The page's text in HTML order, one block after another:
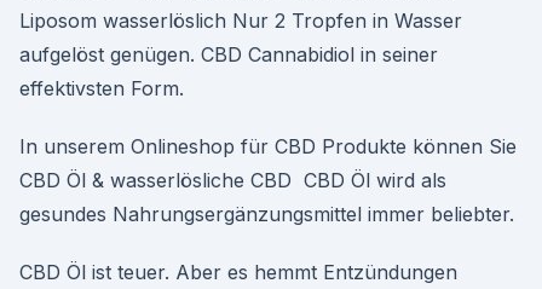
Liposom wasserlöslich Nur 2 Tropfen in Wasser
aufgelöst genügen. CBD Cannabidiol in seiner
effektivsten Form.
In unserem Onlineshop für CBD Produkte können Sie
CBD Öl & wasserlösliche CBD CBD Öl wird als
gesundes Nahrungsergänzungsmittel immer beliebter.
CBD Öl ist teuer. Aber es hemmt Entzündungen